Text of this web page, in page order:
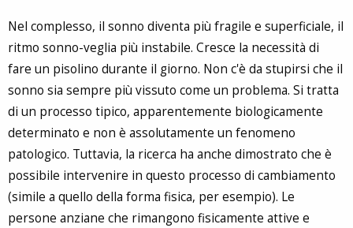
Nel complesso, il sonno diventa più fragile e superficiale, il
ritmo sonno-veglia più instabile. Cresce la necessità di
fare un pisolino durante il giorno. Non c'è da stupirsi che il
sonno sia sempre più vissuto come un problema. Si tratta
di un processo tipico, apparentemente biologicamente
determinato e non è assolutamente un fenomeno
patologico. Tuttavia, la ricerca ha anche dimostrato che è
possibile intervenire in questo processo di cambiamento
(simile a quello della forma fisica, per esempio). Le
persone anziane che rimangono fisicamente attive e